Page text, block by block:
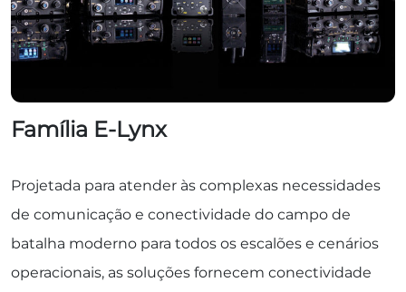
Família E-Lynx
Projetada para atender às complexas necessidades
de comunicação e conectividade do campo de
batalha moderno para todos os escalões e cenários
operacionais, as soluções fornecem conectividade